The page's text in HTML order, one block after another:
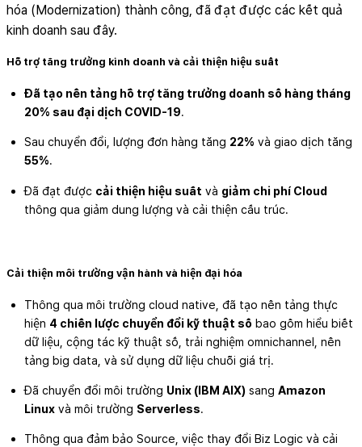
hóa (Modernization) thành công, đã đạt được các kết quả
kinh doanh sau đây.
Hỗ trợ tăng trưởng kinh doanh và cải thiện hiệu suất
Đã tạo nền tảng hỗ trợ tăng trưởng doanh số hàng tháng
20% sau đại dịch COVID-19.
Sau chuyển đổi, lượng đơn hàng tăng 22% và giao dịch tăng
55%.
Đã đạt được cải thiện hiệu suất và giảm chi phí Cloud
thông qua giảm dung lượng và cải thiện cấu trúc.
Cải thiện môi trường vận hành và hiện đại hóa
Thông qua môi trường cloud native, đã tạo nền tảng thực
hiện 4 chiến lược chuyển đổi kỹ thuật số bao gồm hiểu biết
dữ liệu, cộng tác kỹ thuật số, trải nghiệm omnichannel, nền
tảng big data, và sử dụng dữ liệu chuỗi giá trị.
Đã chuyển đổi môi trường Unix (IBM AIX) sang Amazon
Linuxvà môi trường Serverless.
Thông qua đảm bảo Source, việc thay đổi Biz Logic và cải